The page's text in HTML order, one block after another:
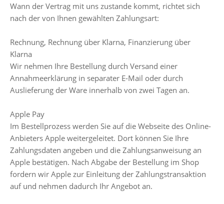
Wann der Vertrag mit uns zustande kommt, richtet sich
nach der von Ihnen gewählten Zahlungsart:
Rechnung, Rechnung über Klarna, Finanzierung über
Klarna
Wir nehmen Ihre Bestellung durch Versand einer
Annahmeerklärung in separater E-Mail oder durch
Auslieferung der Ware innerhalb von zwei Tagen an.
Apple Pay
Im Bestellprozess werden Sie auf die Webseite des Online-
Anbieters Apple weitergeleitet. Dort können Sie Ihre
Zahlungsdaten angeben und die Zahlungsanweisung an
Apple bestätigen. Nach Abgabe der Bestellung im Shop
fordern wir Apple zur Einleitung der Zahlungstransaktion
auf und nehmen dadurch Ihr Angebot an.